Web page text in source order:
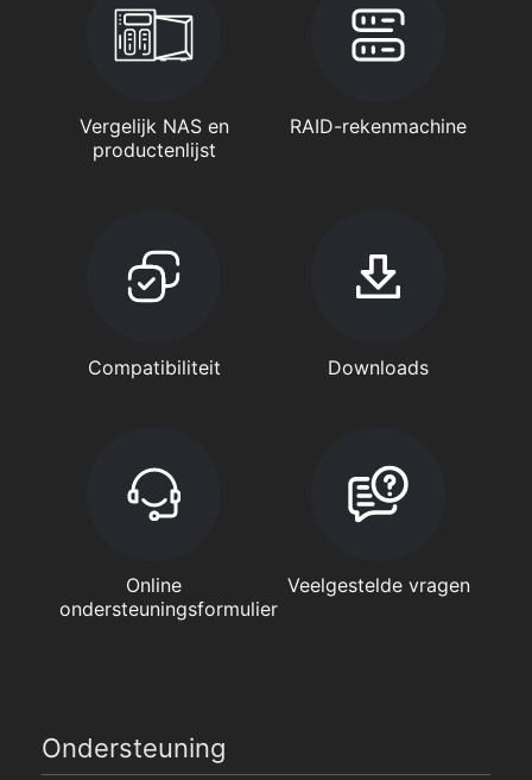
Vergelijk NAS en
productenlijst
RAID-rekenmachine
Compatibiliteit Downloads
Online
ondersteuningsformulier
Veelgestelde vragen
Ondersteuning